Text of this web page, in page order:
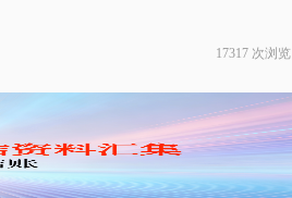
17317 次浏览